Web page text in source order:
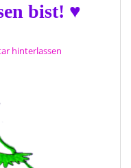
bist! ♥
hinterlassen